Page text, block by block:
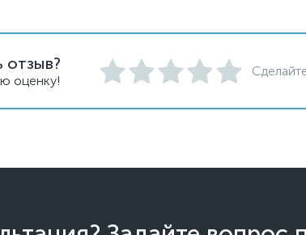
отзыв?
оценку!